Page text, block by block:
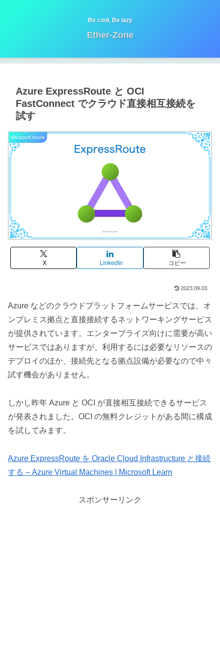
Be cool, Be lazy
Ether-Zone
Azure ExpressRoute と OCI
FastConnect でクラウド直接相互接続を
試す
Microsoft Azure
X LinkedIn コピー
2023.09.03
Azure などのクラウドプラットフォームサービスでは、オ
ンプレミス拠点と直接接続するネットワーキングサービス
が提供されています。エンタープライズ向けに需要が高い
サービスではありますが、利用するには必要なリソースの
デプロイのほか、接続先となる拠点設備が必要なので中々
試す機会がありません。
しかし昨年 Azure と OCI が直接相互接続できるサービス
が発表されました。OCI の無料クレジットがある間に構成
を試してみます。
Azure ExpressRoute を Oracle Cloud Infrastructure と接続
する – Azure Virtual Machines | Microsoft Learn
スポンサーリンク